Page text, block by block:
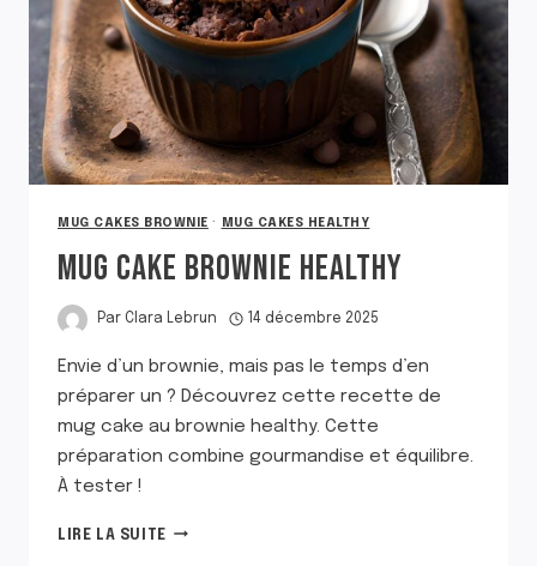
MUG CAKES BROWNIE · MUG CAKES HEALTHY
MUG CAKE BROWNIE HEALTHY
Par Clara Lebrun 14 décembre 2025
Envie d’un brownie, mais pas le temps d’en
préparer un ? Découvrez cette recette de
mug cake au brownie healthy. Cette
préparation combine gourmandise et équilibre.
À tester !
LIRE LA SUITEMUG